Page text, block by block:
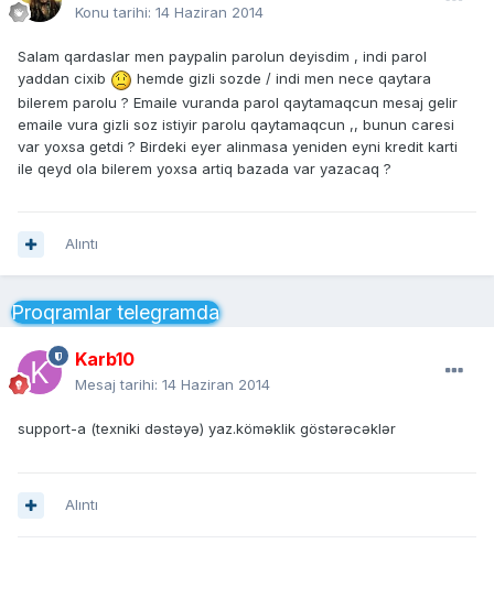
Konu tarihi: 14 Haziran 2014
Salam qardaslar men paypalin parolun deyisdim , indi parol
yaddan cixib
hemde gizli sozde / indi men nece qaytara
bilerem parolu ? Emaile vuranda parol qaytamaqcun mesaj gelir
emaile vura gizli soz istiyir parolu qaytamaqcun ,, bunun caresi
var yoxsa getdi ? Birdeki eyer alinmasa yeniden eyni kredit karti
ile qeyd ola bilerem yoxsa artiq bazada var yazacaq ?
Alıntı
Proqramlar telegramda
Karb10
Mesaj tarihi: 14 Haziran 2014
support-a (texniki dəstəyə) yaz.köməklik göstərəcəklər
Alıntı